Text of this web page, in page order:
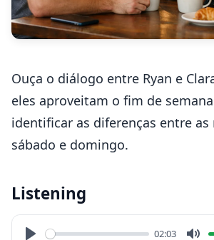
Ouça o diálogo entre Ryan e
eles aproveitam o fim de
identificar as diferenças entre
sábado e domingo.
Listening
02:03